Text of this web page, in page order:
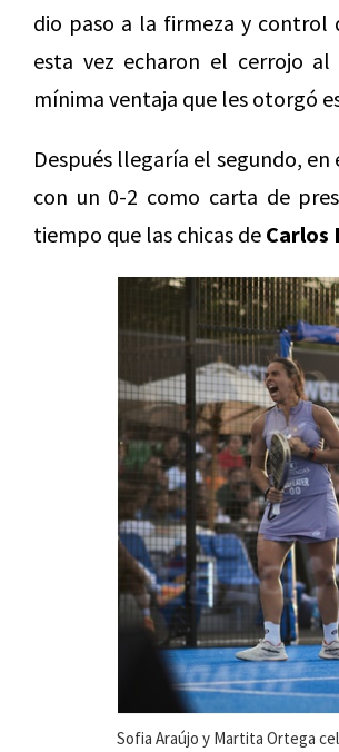
dio paso a la firmeza y control
esta vez echaron el cerrojo
mínima ventaja que les otorgó
Después llegaría el segundo,
con un 0-2 como carta de
tiempo que las chicas de Carlos
Sofia Araújo y Martita Ortega